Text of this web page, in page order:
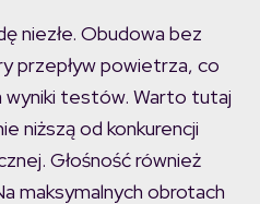
niezłe. Obudowa bez
przepływ powietrza, co
wyniki testów. Warto tutaj
niższą od konkurencji
Głośność również
maksymalnych obrotach